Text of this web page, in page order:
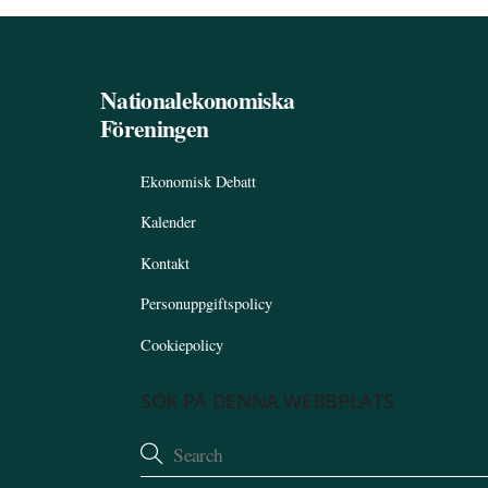
Nationalekonomiska
Föreningen
Ekonomisk Debatt
Kalender
Kontakt
Personuppgiftspolicy
Cookiepolicy
SÖK PÅ DENNA WEBBPLATS